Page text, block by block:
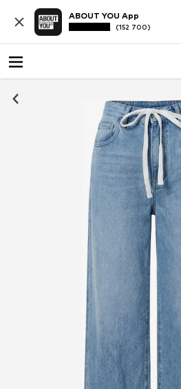
ABOUT YOU App
(152 700)